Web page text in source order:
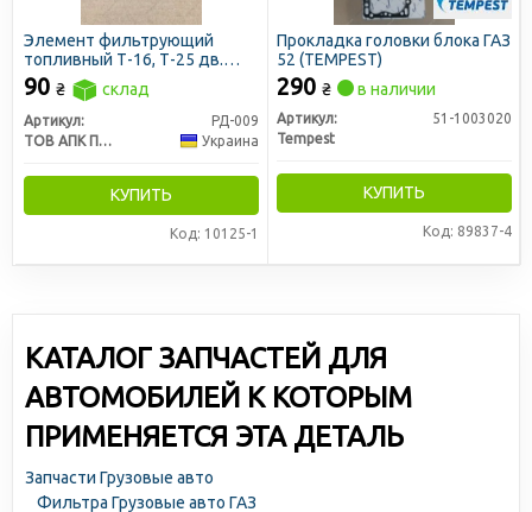
Элемент фильтрующий
топливный Т-16, Т-25 дв.
Д-21 до 1994 г.в.
(ПростоФильтры)
90 ₴ склад
Артикул:
РД-009
ТОВ АПК ПростоФільтри
Украина
КУПИТЬ
Код: 10125-1
Прокладка головки блока ГАЗ
52 (TEMPEST)
290 ₴ в наличии
Артикул:
51-1003020
Tempest
КУПИТЬ
Код: 89837-4
КАТАЛОГ ЗАПЧАСТЕЙ ДЛЯ
АВТОМОБИЛЕЙ К КОТОРЫМ
ПРИМЕНЯЕТСЯ ЭТА ДЕТАЛЬ
Запчасти Грузовые авто
Фильтра Грузовые авто ГАЗ